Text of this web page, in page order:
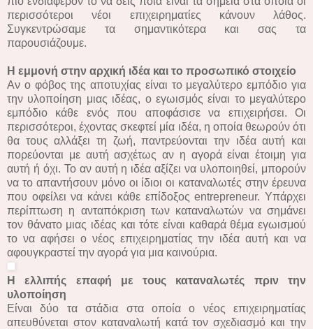
περισσότεροι νέοι επιχειρηματίες κάνουν λάθος.
Συγκεντρώσαμε τα σημαντικότερα και σας τα
παρουσιάζουμε.
Η εμμονή στην αρχική ιδέα και το προσωπικό στοιχείο
Αν ο φόβος της αποτυχίας είναι το μεγαλύτερο εμπόδιο για
την υλοποίηση μιας ιδέας, ο εγωισμός είναι το μεγαλύτερο
εμπόδιο κάθε ενός που αποφάσισε να επιχειρήσει. Οι
περισσότεροι, έχοντας σκεφτεί μία ιδέα, η οποία θεωρούν ότι
θα τους αλλάξει τη ζωή, παντρεύονται την ιδέα αυτή και
πορεύονται με αυτή ασχέτως αν η αγορά είναι έτοιμη για
αυτή ή όχι. Το αν αυτή η ιδέα αξίζει να υλοποιηθεί, μπορούν
να το απαντήσουν μόνο οι ίδιοι οι καταναλωτές στην έρευνα
που οφείλει να κάνει κάθε επίδοξος entrepreneur. Υπάρχει
περίπτωση η ανταπόκριση των καταναλωτών να σημάνει
τον θάνατο μιας ιδέας και τότε είναι καθαρά θέμα εγωισμού
το να αφήσει ο νέος επιχειρηματίας την ιδέα αυτή και να
αφουγκραστεί την αγορά για μια καινούρια.
Η ελλιπής επαφή με τους καταναλωτές πριν την
υλοποίηση
Είναι δύο τα στάδια στα οποία ο νέος επιχειρηματίας
απευθύνεται στον καταναλωτή κατά τον σχεδιασμό και την